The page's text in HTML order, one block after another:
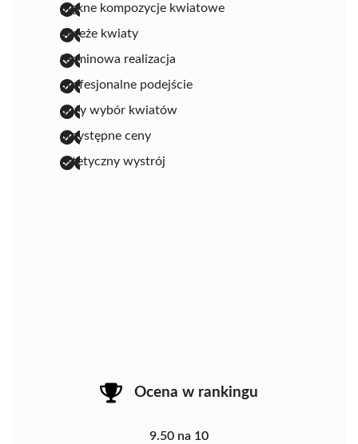
piękne kompozycje kwiatowe
świeże kwiaty
terminowa realizacja
profesjonalne podejście
duży wybór kwiatów
przystępne ceny
estetyczny wystrój
Ocena w rankingu
9.50 na 10